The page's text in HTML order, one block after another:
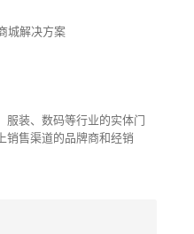
服装、数码等行业的实体门
销售渠道的品牌商和经销